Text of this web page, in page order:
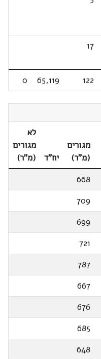
17
122
65,119
0
מגורים
(מ"ר)
יח"ד
לא
מגורים
(מ"ר)
668
709
699
721
787
667
676
685
648